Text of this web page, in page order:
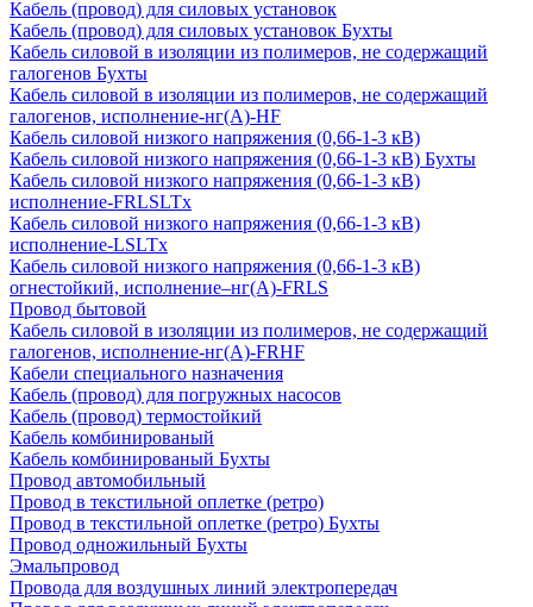
Кабель (провод) для силовых установок
Кабель (провод) для силовых установок Бухты
Кабель силовой в изоляции из полимеров, не содержащий
галогенов Бухты
Кабель силовой в изоляции из полимеров, не содержащий
галогенов, исполнение-нг(А)-HF
Кабель силовой низкого напряжения (0,66-1-3 кВ)
Кабель силовой низкого напряжения (0,66-1-3 кВ) Бухты
Кабель силовой низкого напряжения (0,66-1-3 кВ)
исполнение-FRLSLTx
Кабель силовой низкого напряжения (0,66-1-3 кВ)
исполнение-LSLTx
Кабель силовой низкого напряжения (0,66-1-3 кВ)
огнестойкий, исполнение–нг(А)-FRLS
Провод бытовой
Кабель силовой в изоляции из полимеров, не содержащий
галогенов, исполнение-нг(А)-FRHF
Кабели специального назначения
Кабель (провод) для погружных насосов
Кабель (провод) термостойкий
Кабель комбинированый
Кабель комбинированый Бухты
Провод автомобильный
Провод в текстильной оплетке (ретро)
Провод в текстильной оплетке (ретро) Бухты
Провод одножильный Бухты
Эмальпровод
Провода для воздушных линий электропередач